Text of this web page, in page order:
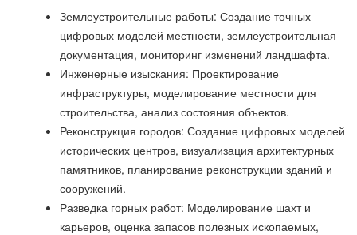
Землеустроительные работы: Создание точных
цифровых моделей местности, землеустроительная
документация, мониторинг изменений ландшафта.
Инженерные изыскания: Проектирование
инфраструктуры, моделирование местности для
строительства, анализ состояния объектов.
Реконструкция городов: Создание цифровых моделей
исторических центров, визуализация архитектурных
памятников, планирование реконструкции зданий и
сооружений.
Разведка горных работ: Моделирование шахт и
карьеров, оценка запасов полезных ископаемых,